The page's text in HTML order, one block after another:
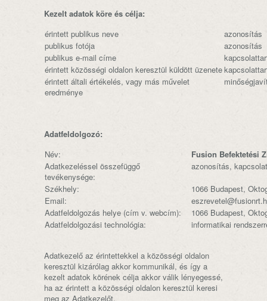
Kezelt adatok köre és célja:
érintett publikus neve
azonosítás
publikus fotója
azonosítás
publikus e-mail címe
érintett közösségi oldalon keresztül küldött üzenete
érintett általi értékelés, vagy más művelet
eredménye
Adatfeldolgozó:
Név:
Fusion Befektetési
Adatkezeléssel összefüggő
tevékenysége:
azonosítás,
Székhely:
1066 Budapest,
Email:
Adatfeldolgozás helye (cím v. webcím):
1066 Budapest,
Adatfeldolgozási technológia:
informatikai
Adatkezelő az érintettekkel a közösségi oldalon
keresztül kizárólag akkor kommunikál, és így a
kezelt adatok körének célja akkor válik lényegessé,
ha az érintett a közösségi oldalon keresztül keresi
meg az Adatkezelőt.